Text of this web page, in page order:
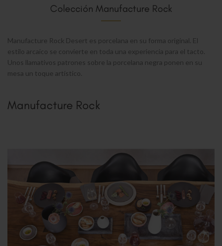
Colección Manufacture Rock
Manufacture Rock Desert es porcelana en su forma original. El
estilo arcaico se convierte en toda una experiencia para el tacto.
Unos llamativos patrones sobre la porcelana negra ponen en su
mesa un toque artístico.
Manufacture Rock